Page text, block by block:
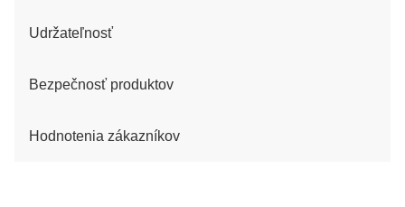
Udržateľnosť
Bezpečnosť produktov
Hodnotenia zákazníkov